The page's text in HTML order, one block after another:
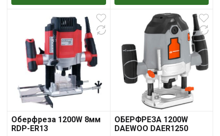
Оберфреза 1200W 8мм
RDP-ER13
ОБЕРФРЕЗА 1200W
DAEWOO DAER1250